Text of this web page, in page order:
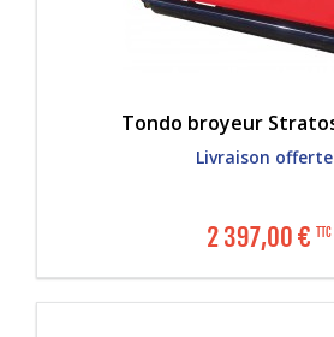
Tondo broyeur
2 397,00€ TTC
Livraison